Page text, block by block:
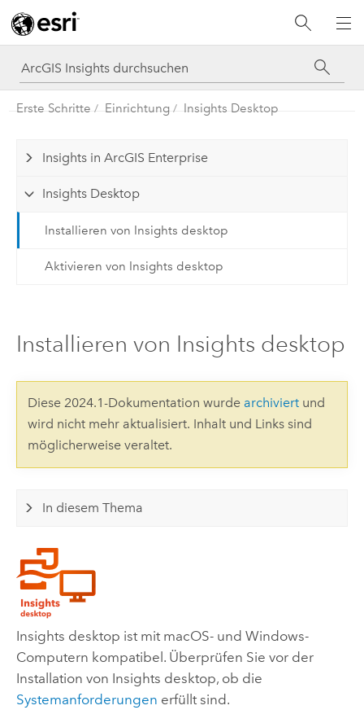
Erste Schritte Einrichtung Insights Desktop
Insights in ArcGIS Enterprise
Insights Desktop
Installieren von Insights desktop
Aktivieren von Insights desktop
Installieren von Insights desktop
Diese 2024.1-Dokumentation wurde archiviertund
wird nicht mehr aktualisiert. Inhalt und Links sind
möglicherweise veraltet.
In diesem Thema
Insights desktop ist mit macOS- und Windows-
Computern kompatibel. Überprüfen Sie vor der
Installation von Insights desktop, ob die
Systemanforderungen erfüllt sind.